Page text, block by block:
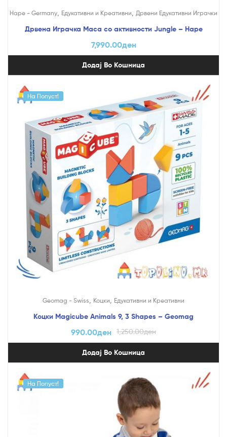
Hape - Germany Едукативни и Креативни Дрвени Едукативни Играчки
Дрвена Играчка Маса со активности Jungle – Hape
7,990.00ден
Додај Во Кошница
На Попуст!
Geomag - Swiss Коцки Едукативни и Креативни
Коцки Magicube Animals 9, 3 Shapes – Geomag
1,250.00ден
990.00ден
Додај Во Кошница
На Попуст!